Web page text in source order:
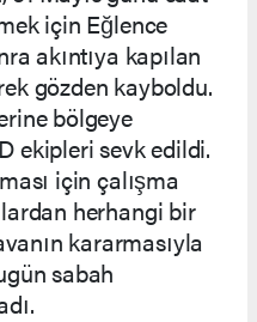
için Eğlence
akıntıya kapılan
gözden kayboldu.
bölgeye
ekipleri sevk edildi.
için çalışma
herhangi bir
kararmasıyla
sabah